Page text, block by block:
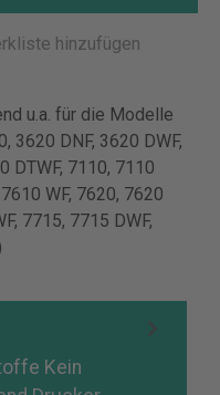
hinzufügen
u.a. für die Modelle
3620 DNF, 3620 DWF,
DTWF, 7110, 7110
WF, 7620, 7620
7715, 7715 DWF,
Kein